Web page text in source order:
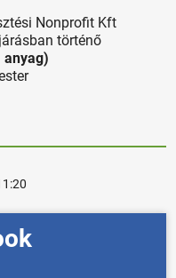
Nonprofit Kft
történő